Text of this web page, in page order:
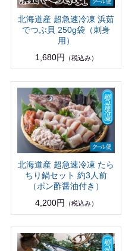
北海道産 超急速冷凍 浜茹
でつぶ貝 250g袋（刺身
用）
1,680円
（税込み）
北海道産 超急速冷凍 たら
ちり鍋セット 約3人前
（ポン酢醤油付き）
4,200円
（税込み）